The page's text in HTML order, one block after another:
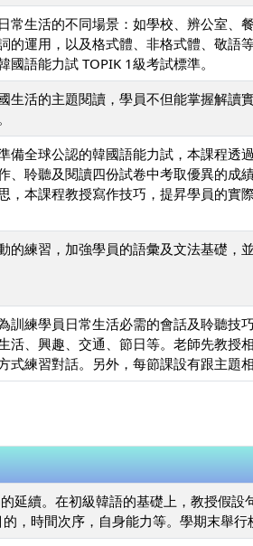
常生活的不同場景：如學校、辨公室、
的運用，以及格式體、非格式體、敬語
國語能力試 TOPIK 1級考試標準。
生活的主題閱讀，學員不但能掌握解讀
備全球公認的韓國語能力試，本課程透
、聆聽及閱讀四份試卷中考取優異的成
，本課程教授寫作技巧，提昇學員的實
的練習，加強學員的語彙及文法基礎，
訓練學員日常生活必需的會話及聆聽技
活、興趣、交通、節日等。老師先教授
式練習對話。另外，每節課設有跟主題
延續。在初級韓語的基礎上，教授假
，時間次序，自身能力等。學期末舉